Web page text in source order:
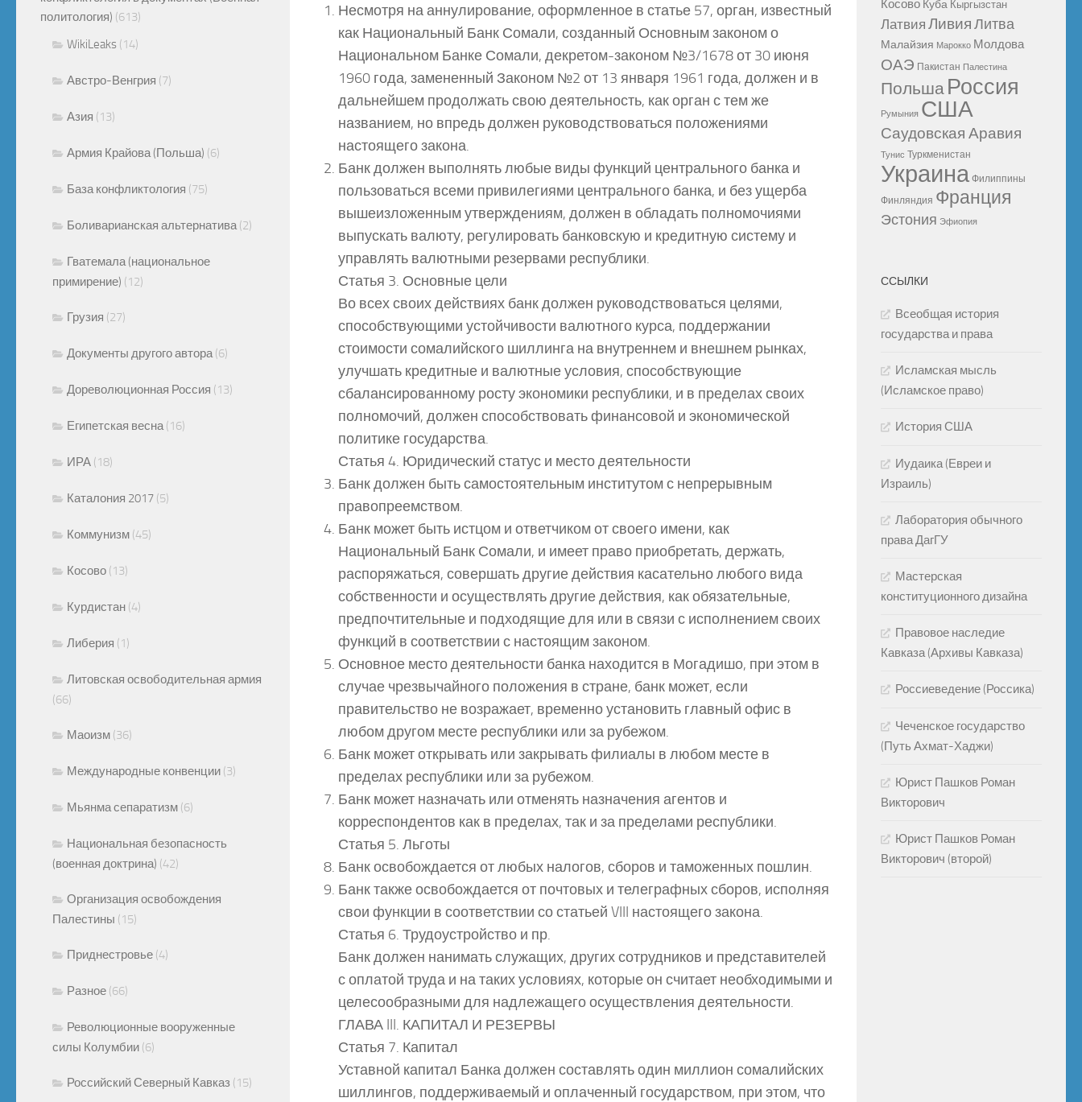
Несмотря на аннулирование, оформленное в статье 57, орган, известный
как Национальный Банк Сомали, созданный Основным законом о
Национальном Банке Сомали, декретом-законом №3/1678 от 30 июня
1960 года, замененный Законом №2 от 13 января 1961 года, должен и в
дальнейшем продолжать свою деятельность, как орган с тем же
названием, но впредь должен руководствоваться положениями
настоящего закона.
Банк должен выполнять любые виды функций центрального банка и
пользоваться всеми привилегиями центрального банка, и без ущерба
вышеизложенным утверждениям, должен в обладать полномочиями
выпускать валюту, регулировать банковскую и кредитную систему и
управлять валютными резервами республики.
Статья 3. Основные цели
Во всех своих действиях банк должен руководствоваться целями,
способствующими устойчивости валютного курса, поддержании
стоимости сомалийского шиллинга на внутреннем и внешнем рынках,
улучшать кредитные и валютные условия, способствующие
сбалансированному росту экономики республики, и в пределах своих
полномочий, должен способствовать финансовой и экономической
политике государства.
Статья 4. Юридический статус и место деятельности
Банк должен быть самостоятельным институтом с непрерывным
правопреемством.
Банк может быть истцом и ответчиком от своего имени, как
Национальный Банк Сомали, и имеет право приобретать, держать,
распоряжаться, совершать другие действия касательно любого вида
собственности и осуществлять другие действия, как обязательные,
предпочтительные и подходящие для или в связи с исполнением своих
функций в соответствии с настоящим законом.
Основное место деятельности банка находится в Могадишо, при этом в
случае чрезвычайного положения в стране, банк может, если
правительство не возражает, временно установить главный офис в
любом другом месте республики или за рубежом.
Банк может открывать или закрывать филиалы в любом месте в
пределах республики или за рубежом.
Банк может назначать или отменять назначения агентов и
корреспондентов как в пределах, так и за пределами республики.
Статья 5. Льготы
Банк освобождается от любых налогов, сборов и таможенных пошлин.
Банк также освобождается от почтовых и телеграфных сборов, исполняя
свои функции в соответствии со статьей VIII настоящего закона.
Статья 6. Трудоустройство и пр.
Банк должен нанимать служащих, других сотрудников и представителей
с оплатой труда и на таких условиях, которые он считает необходимыми и
целесообразными для надлежащего осуществления деятельности.
ГЛАВА III. КАПИТАЛ И РЕЗЕРВЫ
Статья 7. Капитал
Уставной капитал Банка должен составлять один миллион сомалийских
шиллингов, поддерживаемый и оплаченный государством, при этом, что
политология) (613)
WikiLeaks (14)
Австро-Венгрия (7)
Азия (13)
Армия Крайова (Польша) (6)
База конфликтология (75)
Боливарианская альтернатива (2)
Гватемала (национальное
примирение) (12)
Грузия (27)
Документы другого автора (6)
Дореволюционная Россия (13)
Египетская весна (16)
ИРА (18)
Каталония 2017 (5)
Коммунизм (45)
Косово (13)
Курдистан (4)
Либерия (1)
Литовская освободительная армия
(66)
Маоизм (36)
Международные конвенции (3)
Мьянма сепаратизм (6)
Национальная безопасность
(военная доктрина) (42)
Организация освобождения
Палестины (15)
Приднестровье (4)
Разное (66)
Революционные вооруженные
силы Колумбии (6)
Российский Северный Кавказ (15)
Косово Куба Кыргызстан
Латвия ЛивияЛитва
Малайзия Марокко Молдова
ОАЭ Пакистан Палестина
Польша Россия
Румыния США
Саудовская Аравия
Тунис Туркменистан
Украина Филиппины
Финляндия Франция
Эстония Эфиопия
ССЫЛКИ
Всеобщая история
государства и права
Исламская мысль
(Исламское право)
История США
Иудаика (Евреи и
Израиль)
Лаборатория обычного
права ДагГУ
Мастерская
конституционного дизайна
Правовое наследие
Кавказа (Архивы Кавказа)
Россиеведение (Россика)
Чеченское государство
(Путь Ахмат-Хаджи)
Юрист Пашков Роман
Викторович
Юрист Пашков Роман
Викторович (второй)